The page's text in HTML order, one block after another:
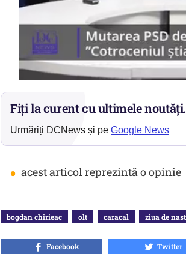
Fiți la curent cu ultimele noutăți.
Urmăriți DCNews și pe Google News
• acest articol reprezintă o opinie
bogdan chirieac olt caracal ziua de
Facebook Twitter